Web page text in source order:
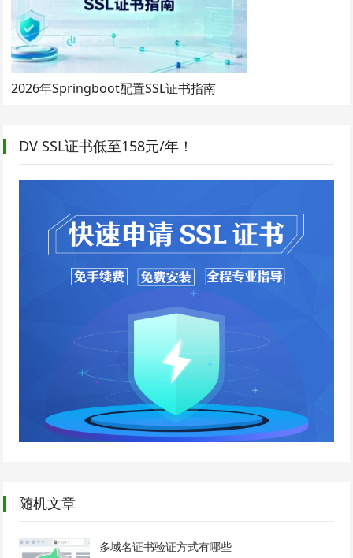
2026年Springboot配置SSL证书指南
DV SSL证书低至158元/年！
随机文章
多域名证书验证方式有哪些